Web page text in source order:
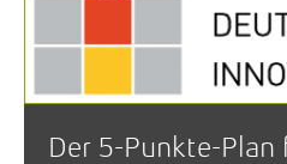
Der 5-Punkte-Plan